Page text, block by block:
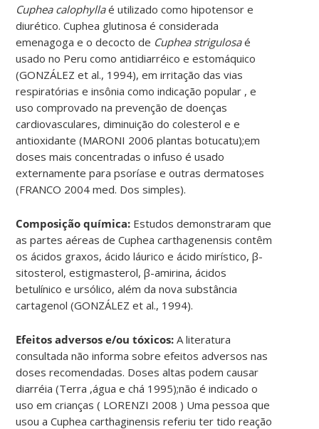
Cuphea calophyllaé utilizado como hipotensor e
diurético. Cuphea glutinosa é considerada
emenagoga e o decocto de Cuphea strigulosaé
usado no Peru como antidiarréico e estomáquico
(GONZÁLEZ et al., 1994), em irritação das vias
respiratórias e insônia como indicação popular , e
uso comprovado na prevenção de doenças
cardiovasculares, diminuição do colesterol e e
antioxidante (MARONI 2006 plantas botucatu);em
doses mais concentradas o infuso é usado
externamente para psoríase e outras dermatoses
(FRANCO 2004 med. Dos simples).
Composição química: Estudos demonstraram que
as partes aéreas de Cuphea carthagenensis contêm
os ácidos graxos, ácido láurico e ácido mirístico, β-
sitosterol, estigmasterol, β-amirina, ácidos
betulínico e ursólico, além da nova substância
cartagenol (GONZÁLEZ et al., 1994).
Efeitos adversos e/ou tóxicos: A literatura
consultada não informa sobre efeitos adversos nas
doses recomendadas. Doses altas podem causar
diarréia (Terra ,água e chá 1995);não é indicado o
uso em crianças ( LORENZI 2008 ) Uma pessoa que
usou a Cuphea carthaginensis referiu ter tido reação